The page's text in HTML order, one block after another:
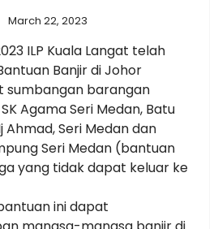
March 22, 2023
ILP Kuala Langat telah
Banjir di Johor
sumbangan barangan
Agama Seri Medan, Batu
Ahmad, Seri Medan dan
Seri Medan (bantuan
yang tidak dapat keluar ke
ini dapat